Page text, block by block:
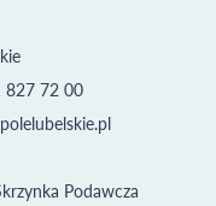
827 72 00
Podawcza